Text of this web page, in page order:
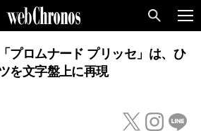
プロムナード プリッセ」は、ひ
を文字盤上に再現